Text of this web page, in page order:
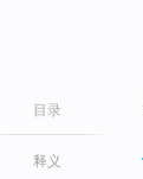
目录
释义